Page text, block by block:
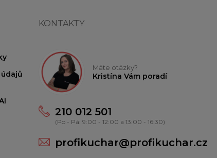
KONTAKTY
Máte otázky?
Kristína Vám poradí
210 012 501
(Po - Pá: 9:00 - 12:00 a 13:00 - 16:30)
profikuchar@profikuchar.cz